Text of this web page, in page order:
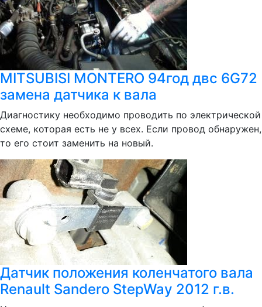
MITSUBISI MONTERO 94год двс 6G72
замена датчика к вала
Диагностику необходимо проводить по электрической
схеме, которая есть не у всех. Если провод обнаружен,
то его стоит заменить на новый.
Датчик положения коленчатого вала
Renault Sandero StepWay 2012 г.в.